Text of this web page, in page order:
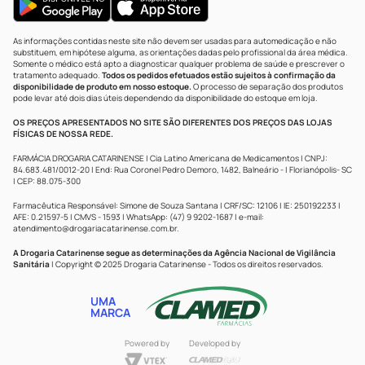
As informações contidas neste site não devem ser usadas para automedicação e não
substituem, em hipótese alguma, as orientações dadas pelo profissional da área médica.
Somente o médico está apto a diagnosticar qualquer problema de saúde e prescrever o
tratamento adequado. Todos os pedidos efetuados estão sujeitos à confirmação da
disponibilidade de produto em nosso estoque.O processo de separação dos produtos
pode levar até dois dias úteis dependendo da disponibilidade do estoque em loja.
OS PREÇOS APRESENTADOS NO SITE SÃO DIFERENTES DOS PREÇOS DAS LOJAS
FÍSICAS DE NOSSA REDE.
FARMÁCIA DROGARIA CATARINENSE | Cia Latino Americana de Medicamentos | CNPJ:
84.683.481/0012-20 | End: Rua Coronel Pedro Demoro, 1482, Balneário - | Florianópolis- SC
| CEP: 88.075-300
Farmacêutica Responsável: Simone de Souza Santana | CRF/SC: 12106 | IE: 250192233 |
AFE: 0.21597-5 | CMVS - 1593 | WhatsApp: (47) 9 9202-1687 | e-mail:
atendimento@drogariacatarinense.com.br.
A Drogaria Catarinense segue as determinações da Agência Nacional de Vigilância
Sanitária | Copyright © 2025 Drogaria Catarinense - Todos os direitos reservados.
UMA
MARCA
Powered by Developed by